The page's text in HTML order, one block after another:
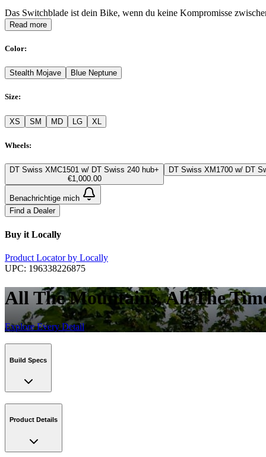
Das Switchblade ist dein Bike, wenn du keine Kompromisse
Read more
Color:
Stealth Mojave Blue Neptune
Size:
XS SM MD LG XL
Wheels:
DT Swiss XMC1501 w/ DT Swiss 240 hub+
€1,000.00
DT Swiss XM1700 w/ DT
Benachrichtige mich
Find a Dealer
Buy it Locally
Product Locator by Locally
UPC: 196338226875
All The Mountains, All The
Explore Every Detail
Build Specs
Product Details